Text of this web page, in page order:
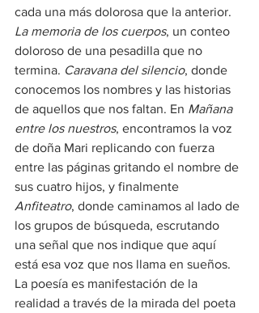
cada una más dolorosa que la anterior.
La memoria de los cuerpos, un conteo
doloroso de una pesadilla que no
termina. Caravana del silencio, donde
conocemos los nombres y las historias
de aquellos que nos faltan. En Mañana
entre los nuestros, encontramos la voz
de doña Mari replicando con fuerza
entre las páginas gritando el nombre de
sus cuatro hijos, y finalmente
Anfiteatro, donde caminamos al lado de
los grupos de búsqueda, escrutando
una señal que nos indique que aquí
está esa voz que nos llama en sueños.
La poesía es manifestación de la
realidad a través de la mirada del poeta